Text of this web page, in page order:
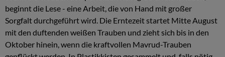
beginnt die Lese - eine Arbeit, die von Hand mit großer
Sorgfalt durchgeführt wird. Die Erntezeit startet Mitte August
mit den duftenden weißen Trauben und zieht sich bis in den
Oktober hinein, wenn die kraftvollen Mavrud-Trauben